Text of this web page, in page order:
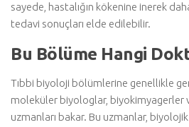
sayede, hastalığın kökenine inerek
tedavi sonuçları elde edilebilir.
Bu Bölüme Hangi
Tıbbi biyoloji bölümlerine genellikle
moleküler biyologlar, biyokimyagerler
uzmanları bakar. Bu uzmanlar,